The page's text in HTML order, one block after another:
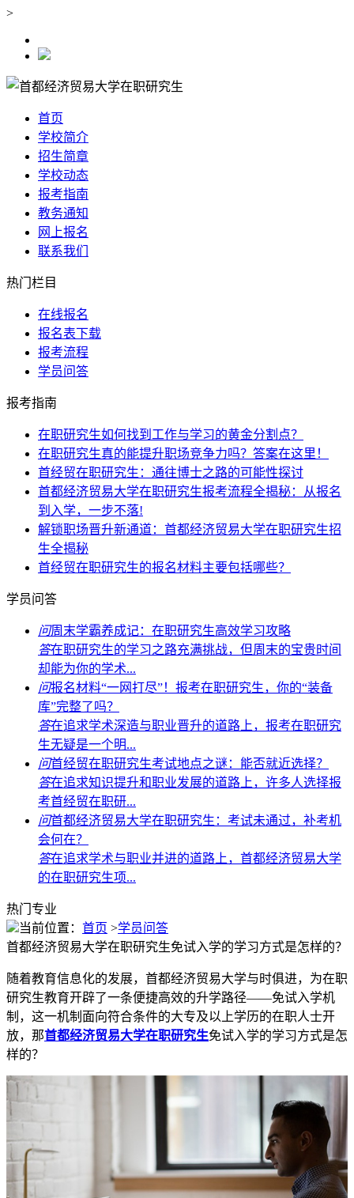
>
首页
学校简介
招生简章
学校动态
报考指南
教务通知
网上报名
联系我们
热门栏目
在线报名
报名表下载
报考流程
学员问答
报考指南
在职研究生如何找到工作与学习的黄金分割点？
在职研究生真的能提升职场竞争力吗？答案在这里！
首经贸在职研究生：通往博士之路的可能性探讨
首都经济贸易大学在职研究生报考流程全揭秘：从报名
到入学，一步不落!
解锁职场晋升新通道：首都经济贸易大学在职研究生招
生全揭秘
首经贸在职研究生的报名材料主要包括哪些？
学员问答
问周末学霸养成记：在职研究生高效学习攻略
答在职研究生的学习之路充满挑战，但周末的宝贵时间
却能为你的学术...
问报名材料“一网打尽”！报考在职研究生，你的“装备
库”完整了吗？
答在追求学术深造与职业晋升的道路上，报考在职研究
生无疑是一个明...
问首经贸在职研究生考试地点之谜：能否就近选择？
答在追求知识提升和职业发展的道路上，许多人选择报
考首经贸在职研...
问首都经济贸易大学在职研究生：考试未通过，补考机
会何在？
答在追求学术与职业并进的道路上，首都经济贸易大学
的在职研究生项...
热门专业
当前位置： 首页 >学员问答
首都经济贸易大学在职研究生免试入学的学习方式是怎样的？
随着教育信息化的发展，首都经济贸易大学与时俱进，为在职
研究生教育开辟了一条便捷高效的升学路径——免试入学机
制，这一机制面向符合条件的大专及以上学历的在职人士开
放，那首都经济贸易大学在职研究生免试入学的学习方式是怎
样的？